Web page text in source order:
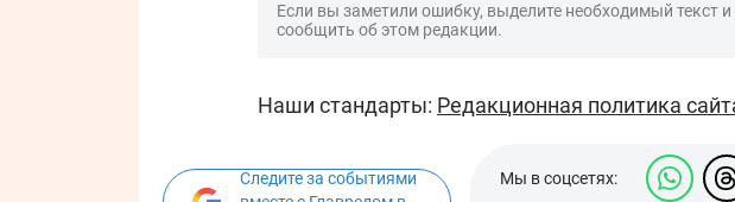
Если вы заметили ошибку, выделите необходимый текст
сообщить об этом редакции.
Наши стандарты: Редакционная политика
Следите за событиями
Мы в соцсетях: